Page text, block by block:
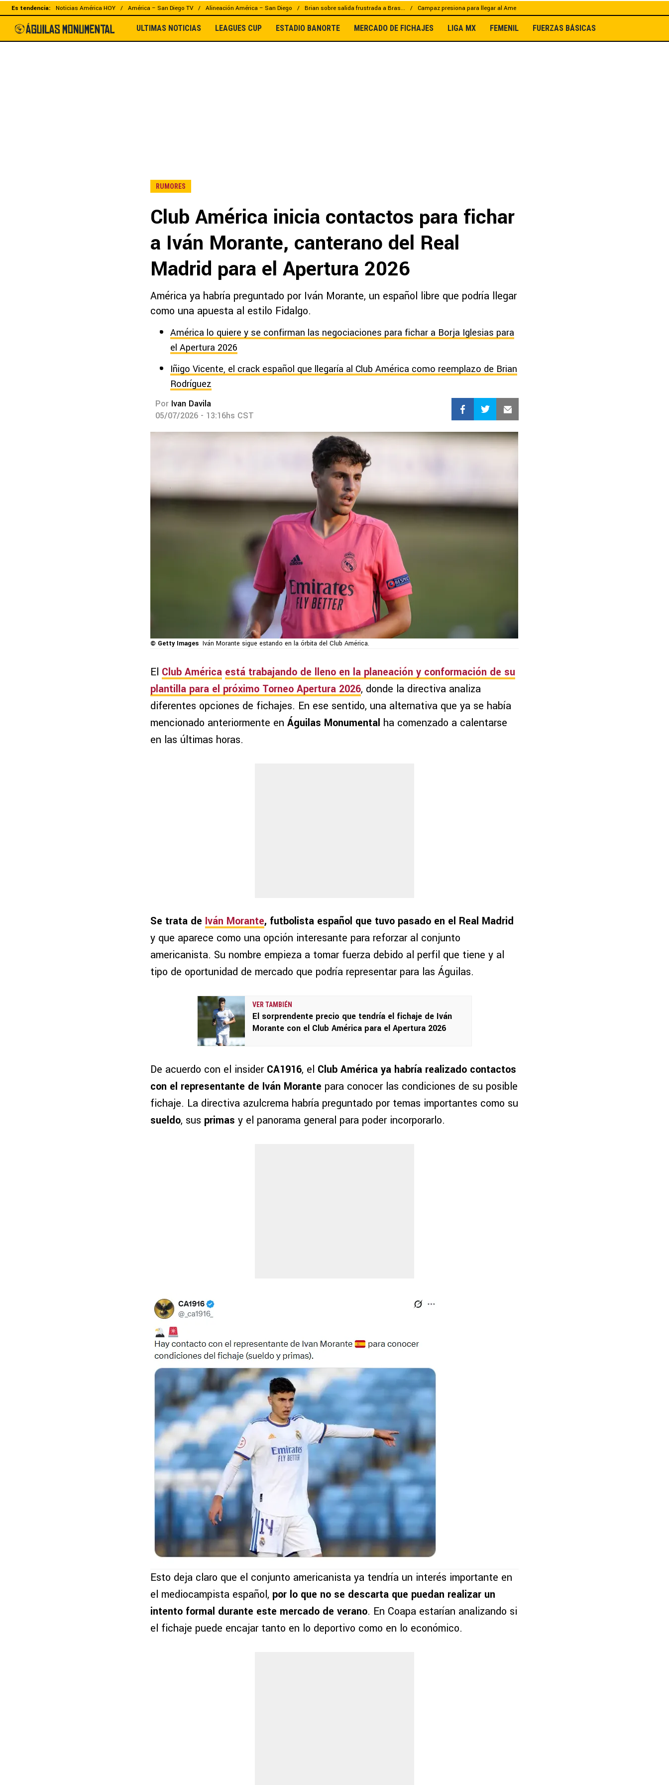
Es tendencia: Noticias América HOY América – San Diego TV Alineación América – San Diego Brian sobre salida frustrada a Bras... Campaz presiona para llegar al Ame
ULTIMAS NOTICIAS LEAGUES CUP ESTADIO BANORTE MERCADO DE FICHAJES LIGA MX FEMENIL FUERZAS BÁSICAS
RUMORES
Club América inicia contactos para fichar
a Iván Morante, canterano del Real
Madrid para el Apertura 2026
América ya habría preguntado por Iván Morante, un español libre que podría llegar
como una apuesta al estilo Fidalgo.
América lo quiere y se confirman las negociaciones para fichar a Borja Iglesias para
el Apertura 2026
Iñigo Vicente, el crack español que llegaría al Club América como reemplazo de Brian
Rodríguez
Por Ivan Davila
05/07/2026 - 13:16hs CST
© Getty Images Iván Morante sigue estando en la órbita del Club América.
El Club América está trabajando de lleno en la planeación y conformación de su
plantilla para el próximo Torneo Apertura 2026, donde la directiva analiza
diferentes opciones de fichajes. En ese sentido, una alternativa que ya se había
mencionado anteriormente en Águilas Monumental ha comenzado a calentarse
en las últimas horas.
Se trata de Iván Morante, futbolista español que tuvo pasado en el Real Madrid
y que aparece como una opción interesante para reforzar al conjunto
americanista. Su nombre empieza a tomar fuerza debido al perfil que tiene y al
tipo de oportunidad de mercado que podría representar para las Águilas.
VER TAMBIÉN
El sorprendente precio que tendría el fichaje de Iván
Morante con el Club América para el Apertura 2026
De acuerdo con el insider CA1916, el Club América ya habría realizado contactos
con el representante de Iván Morante para conocer las condiciones de su posible
fichaje. La directiva azulcrema habría preguntado por temas importantes como su
sueldo, sus primas y el panorama general para poder incorporarlo.
Esto deja claro que el conjunto americanista ya tendría un interés importante en
el mediocampista español, por lo que no se descarta que puedan realizar un
intento formal durante este mercado de verano. En Coapa estarían analizando si
el fichaje puede encajar tanto en lo deportivo como en lo económico.